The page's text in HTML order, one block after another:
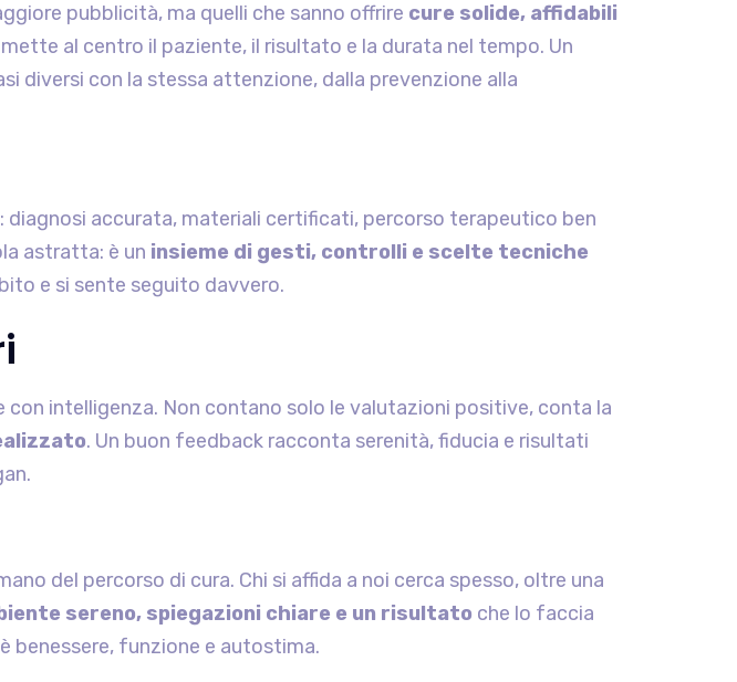
pubblicità, ma quelli che sanno offrire cure solide, affidabili
al centro il paziente, il risultato e la durata nel tempo. Un
diversi con la stessa attenzione, dalla prevenzione alla
accurata, materiali certificati, percorso terapeutico ben
astratta: è un insieme di gesti, controlli e scelte tecniche
e si sente seguito davvero.
intelligenza. Non contano solo le valutazioni positive, conta la
. Un buon feedback racconta serenità, fiducia e risultati
del percorso di cura. Chi si affida a noi cerca spesso, oltre una
sereno, spiegazioni chiare e un risultato che lo faccia
benessere, funzione e autostima.